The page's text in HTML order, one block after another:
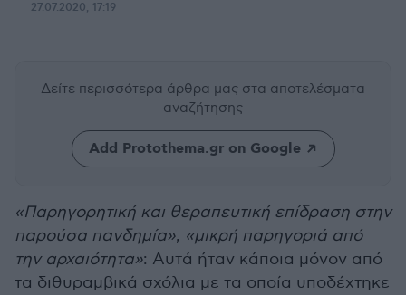
27.07.2020, 17:19
Δείτε περισσότερα άρθρα μας στα αποτελέσματα
αναζήτησης
Add Protothema.gr on Google
«Παρηγορητική και θεραπευτική επίδραση στην
παρούσα πανδημία», «μικρή παρηγοριά από
την αρχαιότητα»: Αυτά ήταν κάποια μόνον από
τα διθυραμβικά σχόλια με τα οποία υποδέχτηκε